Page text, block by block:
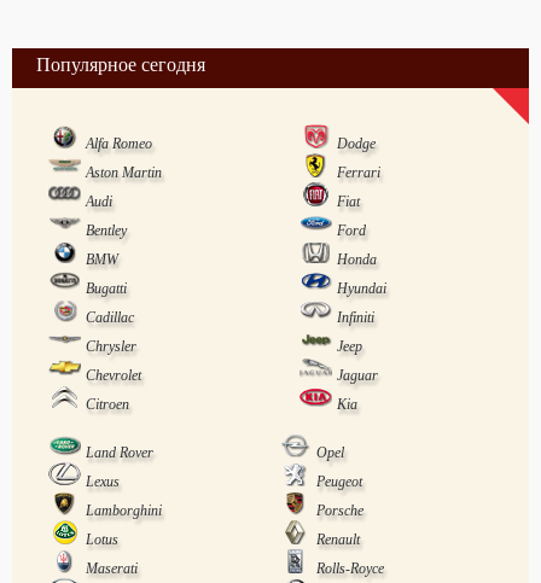
Популярное сегодня
Alfa Romeo
Dodge
Aston Martin
Ferrari
Audi
Fiat
Bentley
Ford
BMW
Honda
Bugatti
Hyundai
Cadillac
Infiniti
Chrysler
Jeep
Chevrolet
Jaguar
Citroen
Kia
Land Rover
Opel
Lexus
Peugeot
Lamborghini
Porsche
Lotus
Renault
Maserati
Rolls-Royce